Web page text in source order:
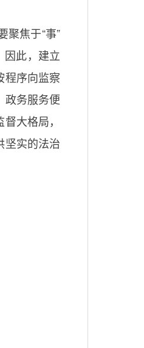
聚焦于“事”
因此，建立
程序向监察
政务服务便
大格局，
坚实的法治